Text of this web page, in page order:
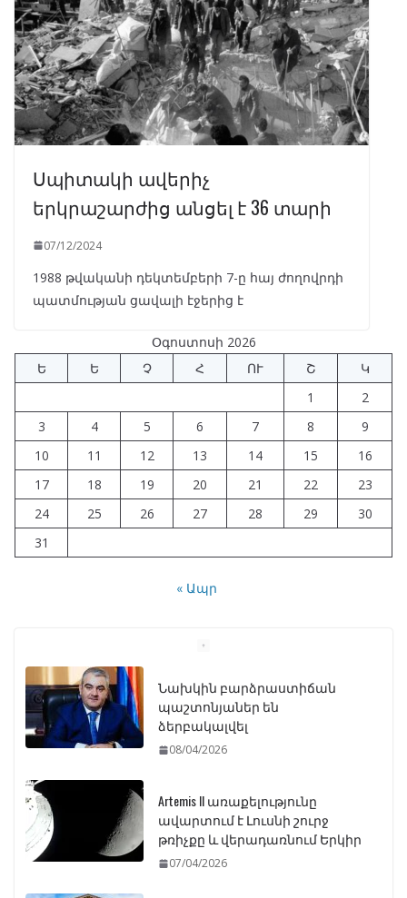
Սպիտակի ավերիչ
երկրաշարժից անցել է 36 տարի
07/12/2024
1988 թվականի դեկտեմբերի 7-ը հայ ժողովրդի
պատմության ցավալի էջերից է
Օգոստոսի 2026
Ե
Ե Չ Հ ՈՒ Շ
Կ
1
2
3
4 5 6 7 8
9
10
11 12 13 14 15
16
17
18 19 20 21 22
23
24
25 26 27 28 29
30
31
« Ապր
Նախկին բարձրաստիճան
պաշտոնյաներ են
ձերբակալվել
08/04/2026
Artemis II առաքելությունը
ավարտում է Լուսնի շուրջ
թռիչքը և վերադառնում Երկիր
07/04/2026